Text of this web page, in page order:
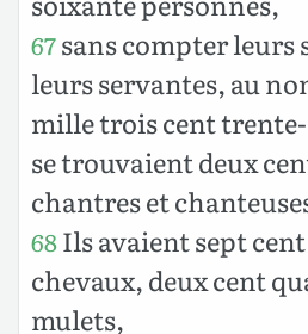
67sans compter leurs
leurs servantes, au
mille trois cent
se trouvaient deux
chantres et
68Ils avaient sept
chevaux, deux cent
mulets,